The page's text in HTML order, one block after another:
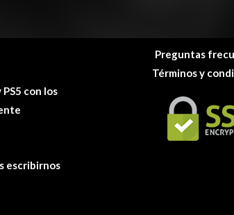
con los
escribirnos
Preguntas
Términos y